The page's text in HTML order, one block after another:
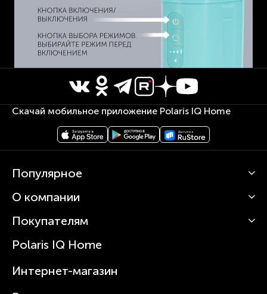
Скачай мобильное приложение Polaris IQ Home
Популярное
Кофемашины
Вертикальные пылесосы
Зубные щетки и ирригаторы
Увлажнители
О компании
О Polaris
Статьи
Покупателям
Сервисные центры
Где купить
Polaris IQ Home
Интернет-магазин